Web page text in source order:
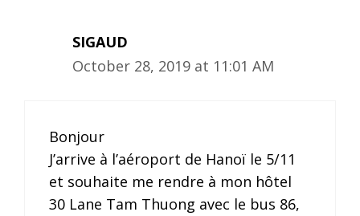
SIGAUD
October 28, 2019 at 11:01 AM
Bonjour
J’arrive à l’aéroport de Hanoï le 5/11
et souhaite me rendre à mon hôtel
30 Lane Tam Thuong avec le bus 86,